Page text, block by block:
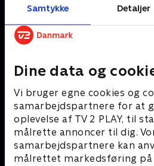
Samtykke Detaljer
Dine data og
Vi bruger egne cookies og
samarbejdspartnere for at
oplevelse af TV 2 PLAY, til
målrette annoncer til dig.
samarbejdspartnere kan
målrettet markedsføring på
Kræver
Mere indhold fra Disney+